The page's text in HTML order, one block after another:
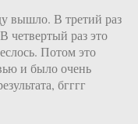
вышло. В третий раз
четвертый раз это
Потом это
и было очень
бгггг